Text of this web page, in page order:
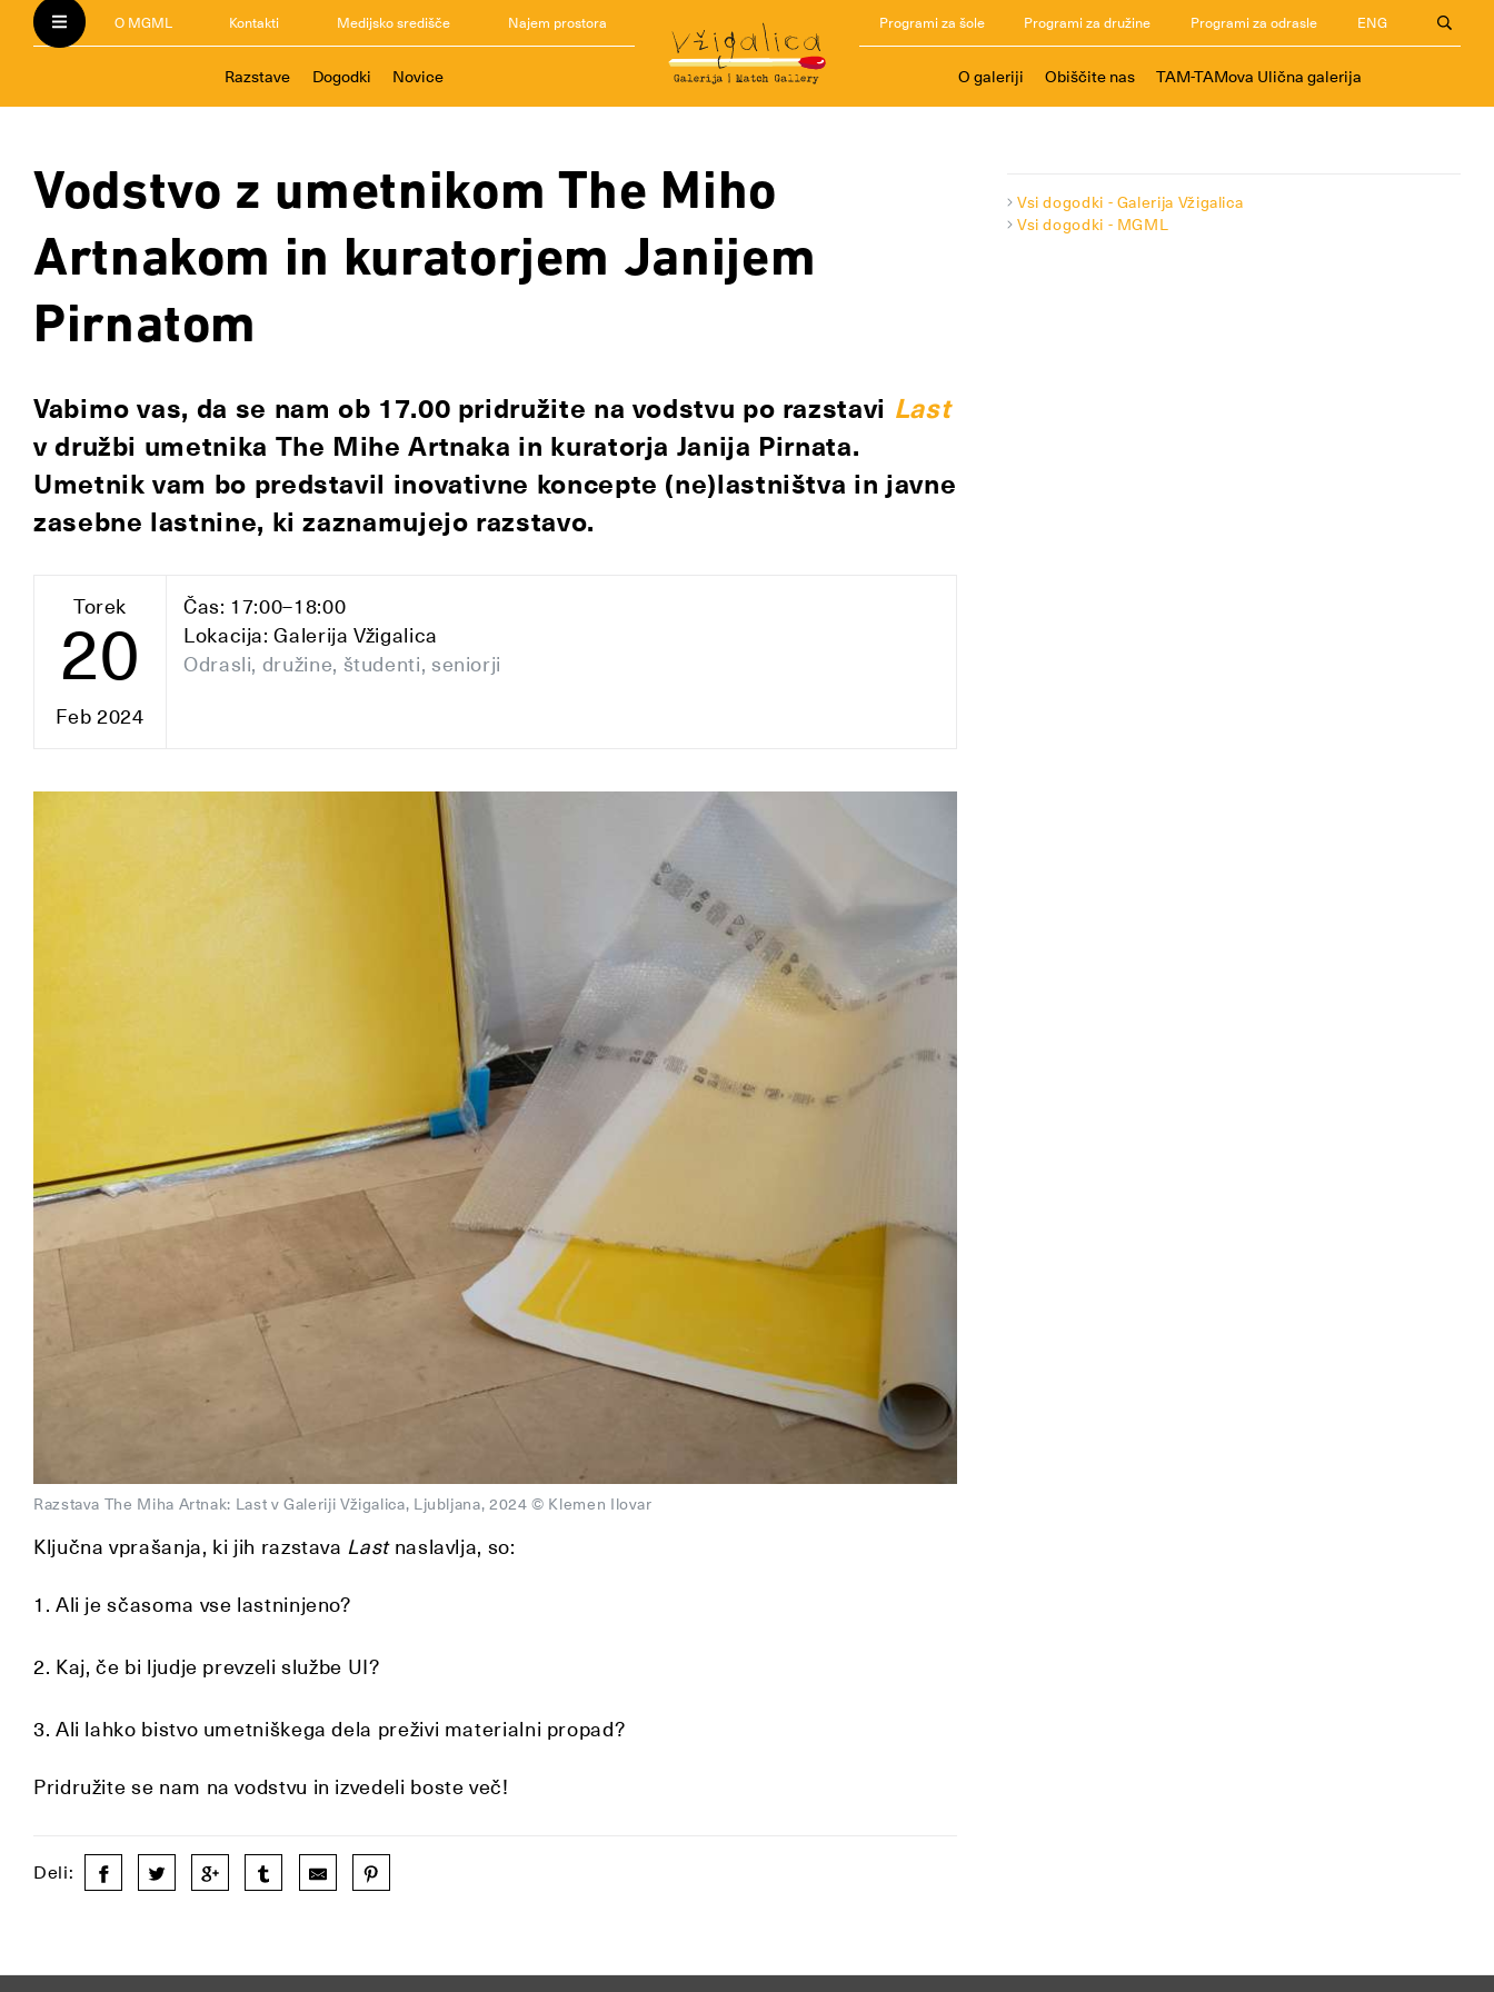
O MGML Kontakti Medijsko središče Najem prostora
Razstave Dogodki Novice
Programi za šole Programi za družine Programi za odrasle ENG
O galeriji Obiščite nas TAM-TAMova Ulična galerija
Vodstvo z umetnikom The Miho
Artnakom in kuratorjem Janijem
Pirnatom
Vabimo vas, da se nam ob 17.00 pridružite na vodstvu po razstavi Last
v družbi umetnika The Mihe Artnaka in kuratorja Janija Pirnata.
Umetnik vam bo predstavil inovativne koncepte (ne)lastništva in javne
zasebne lastnine, ki zaznamujejo razstavo.
Torek
20
Feb 2024
Čas: 17:00–18:00
Lokacija: Galerija Vžigalica
Odrasli, družine, študenti, seniorji
Razstava The Miha Artnak: Last v Galeriji Vžigalica, Ljubljana, 2024 © Klemen Ilovar
Ključna vprašanja, ki jih razstava Last naslavlja, so:
1. Ali je sčasoma vse lastninjeno?
2. Kaj, če bi ljudje prevzeli službe UI?
3. Ali lahko bistvo umetniškega dela preživi materialni propad?
Pridružite se nam na vodstvu in izvedeli boste več!
Deli:
Vsi dogodki - Galerija Vžigalica
Vsi dogodki - MGML